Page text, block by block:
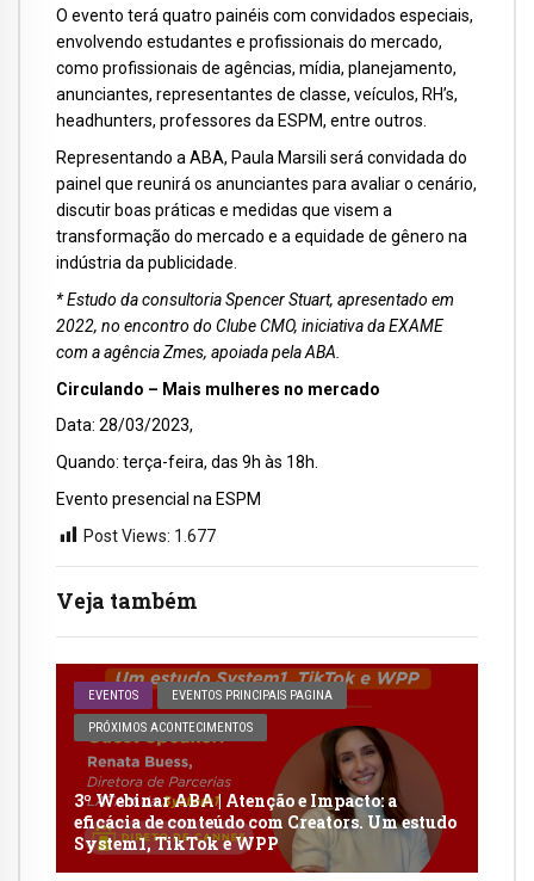
Veja também
EVENTOS EVENTOS PRINCIPAIS PAGINA
PRÓXIMOS ACONTECIMENTOS
3º Webinar ABA | Atenção e Impacto: a
eficácia de conteúdo com Creators. Um estudo
System1, TikTok e WPP
O evento terá quatro painéis com convidados especiais,
envolvendo estudantes e profissionais do mercado,
como profissionais de agências, mídia, planejamento,
anunciantes, representantes de classe, veículos, RH’s,
headhunters, professores da ESPM, entre outros.
Representando a ABA, Paula Marsili será convidada do
painel que reunirá os anunciantes para avaliar o cenário,
discutir boas práticas e medidas que visem a
transformação do mercado e a equidade de gênero na
indústria da publicidade.
* Estudo da consultoria Spencer Stuart, apresentado em
2022, no encontro do Clube CMO, iniciativa da EXAME
com a agência Zmes, apoiada pela ABA.
Circulando – Mais mulheres no mercado
Data: 28/03/2023,
Quando: terça-feira, das 9h às 18h.
Evento presencial na ESPM
Post Views: 1.677